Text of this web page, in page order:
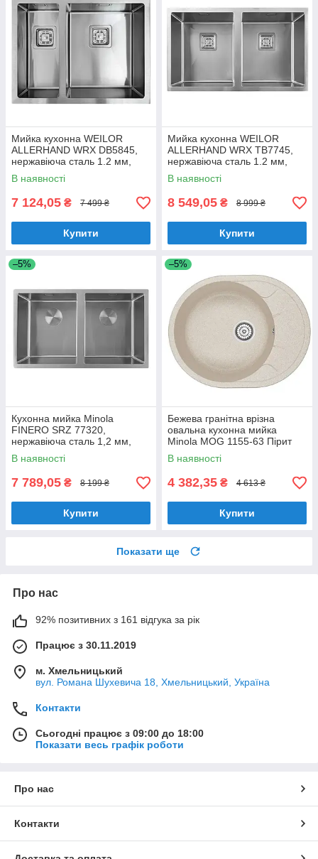
Мийка кухонна WEILOR
ALLERHAND WRX DB5845,
нержавіюча сталь 1.2 мм,
півторачашева, врізна / під
стільницю
В наявності
7 124,05 ₴ 7 499 ₴
Купити
Мийка кухонна WEILOR
ALLERHAND WRX TB7745,
нержавіюча сталь 1.2 мм,
двочашева, врізна / під
стільницю
В наявності
8 549,05 ₴ 8 999 ₴
Купити
–5%
Кухонна мийка Minola
FINERO SRZ 77320,
нержавіюча сталь 1,2 мм,
двочашева, врізна/під
стільницю
В наявності
7 789,05 ₴ 8 199 ₴
Купити
–5%
Бежева гранітна врізна
овальна кухонна мийка
Minola MOG 1155-63 Пірит
В наявності
4 382,35 ₴ 4 613 ₴
Купити
Показати ще
Про нас
92% позитивних з 161 відгука за рік
Працює з 30.11.2019
м. Хмельницький
вул. Романа Шухевича 18, Хмельницький, Україна
Контакти
Сьогодні працює з 09:00 до 18:00
Показати весь графік роботи
Про нас
Контакти